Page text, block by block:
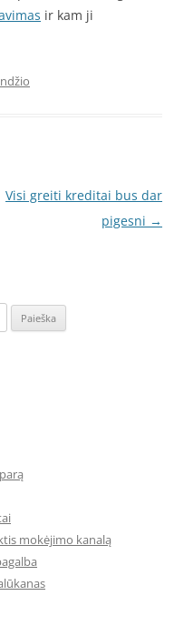
ir kam ji
Visi greiti kreditai bus dar
pigesni →
mokėjimo kanalą